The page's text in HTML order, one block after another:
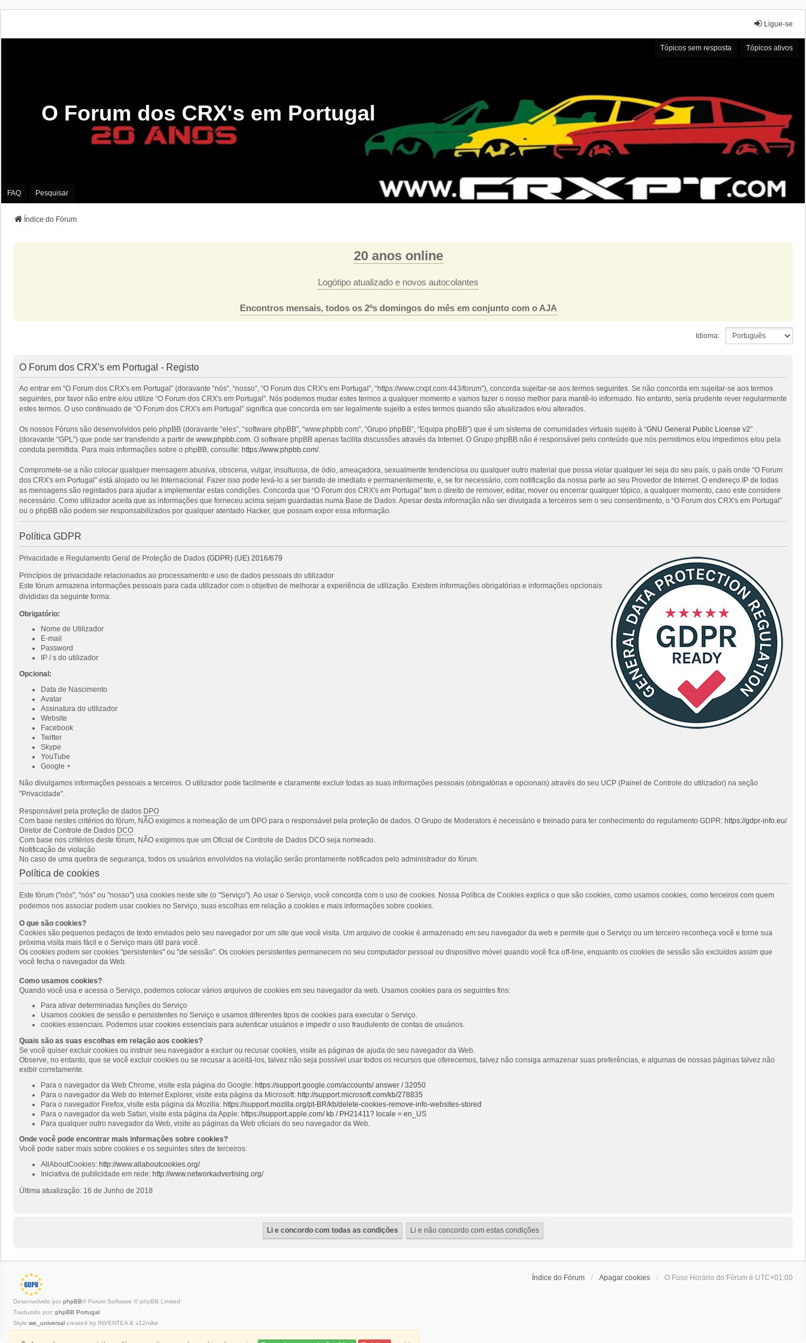
Ligue-se
Tópicos sem resposta Tópicos ativos
O Forum dos CRX's em Portugal
FAQ Pesquisar
Índice do Fórum
20 anos online
Logótipo atualizado e novos autocolantes
Encontros mensais, todos os 2ºs domingos do mês em conjunto com o AJA
Idioma:
O Forum dos CRX's em Portugal - Registo
Ao entrar em “O Forum dos CRX's em Portugal” (doravante “nós”, “nosso”, “O Forum dos CRX's em Portugal”, “https://www.crxpt.com:443/forum”), concorda sujeitar-se aos termos seguintes. Se não concorda em sujeitar-se aos termos
seguintes, por favor não entre e/ou utilize “O Forum dos CRX's em Portugal”. Nós podemos mudar estes termos a qualquer momento e vamos fazer o nosso melhor para mantê-lo informado. No entanto, seria prudente rever regularmente
estes termos. O uso continuado de “O Forum dos CRX's em Portugal” significa que concorda em ser legalmente sujeito a estes termos quando são atualizados e/ou alterados.
Os nossos Fóruns são desenvolvidos pelo phpBB (doravante “eles”, “software phpBB”, “www.phpbb.com”, “Grupo phpBB”, “Equipa phpBB”) que é um sistema de comunidades virtuais sujeito à “GNU General Public License v2”
(doravante “GPL”) que pode ser transferido a partir de www.phpbb.com. O software phpBB apenas facilita discussões através da Internet. O Grupo phpBB não é responsável pelo conteúdo que nós permitimos e/ou impedimos e/ou pela
conduta permitida. Para mais informações sobre o phpBB, consulte: https://www.phpbb.com/.
Compromete-se a não colocar qualquer mensagem abusiva, obscena, vulgar, insultuosa, de ódio, ameaçadora, sexualmente tendenciosa ou qualquer outro material que possa violar qualquer lei seja do seu país, o país onde “O Forum
dos CRX's em Portugal” está alojado ou lei Internacional. Fazer isso pode levá-lo a ser banido de imediato e permanentemente, e, se for necessário, com notificação da nossa parte ao seu Provedor de Internet. O endereço IP de todas
as mensagens são registados para ajudar a implementar estas condições. Concorda que “O Forum dos CRX's em Portugal” tem o direito de remover, editar, mover ou encerrar qualquer tópico, a qualquer momento, caso este considere
necessário. Como utilizador aceita que as informações que forneceu acima sejam guardadas numa Base de Dados. Apesar desta informação não ser divulgada a terceiros sem o seu consentimento, o “O Forum dos CRX's em Portugal”
ou o phpBB não podem ser responsabilizados por qualquer atentado Hacker, que possam expor essa informação.
Política GDPR
Privacidade e Regulamento Geral de Proteção de Dados (GDPR) (UE) 2016/679
Princípios de privacidade relacionados ao processamento e uso de dados pessoais do utilizador
Este fórum armazena informações pessoais para cada utilizador com o objetivo de melhorar a experiência de utilização. Existem informações obrigatórias e informações opcionais
divididas da seguinte forma:
Obrigatório:
Nome de Utilizador
E-mail
Password
IP / s do utilizador
Opcional:
Data de Nascimento
Avatar
Assinatura do utilizador
Website
Facebook
Twitter
Skype
YouTube
Google +
Não divulgamos informações pessoais a terceiros. O utilizador pode facilmente e claramente excluir todas as suas informações pessoais (obrigatórias e opcionais) através do seu UCP (Painel de Controle do utilizador) na seção
"Privacidade".
Responsável pela proteção de dados DPO
Com base nestes critérios do fórum, NÃO exigimos a nomeação de um DPO para o responsável pela proteção de dados. O Grupo de Moderators é necessário e treinado para ter conhecimento do regulamento GDPR: https://gdpr-info.eu/
Diretor de Controle de Dados DCO
Com base nos critérios deste fórum, NÃO exigimos que um Oficial de Controle de Dados DCO seja nomeado.
Notificação de violação
No caso de uma quebra de segurança, todos os usuários envolvidos na violação serão prontamente notificados pelo administrador do fórum.
Política de cookies
Este fórum ("nós", "nós" ou "nosso") usa cookies neste site (o "Serviço"). Ao usar o Serviço, você concorda com o uso de cookies. Nossa Política de Cookies explica o que são cookies, como usamos cookies, como terceiros com quem
podemos nos associar podem usar cookies no Serviço, suas escolhas em relação a cookies e mais informações sobre cookies.
O que são cookies?
Cookies são pequenos pedaços de texto enviados pelo seu navegador por um site que você visita. Um arquivo de cookie é armazenado em seu navegador da web e permite que o Serviço ou um terceiro reconheça você e torne sua
próxima visita mais fácil e o Serviço mais útil para você.
Os cookies podem ser cookies "persistentes" ou "de sessão". Os cookies persistentes permanecem no seu computador pessoal ou dispositivo móvel quando você fica off-line, enquanto os cookies de sessão são excluídos assim que
você fecha o navegador da Web.
Como usamos cookies?
Quando você usa e acessa o Serviço, podemos colocar vários arquivos de cookies em seu navegador da web. Usamos cookies para os seguintes fins:
Para ativar determinadas funções do Serviço
Usamos cookies de sessão e persistentes no Serviço e usamos diferentes tipos de cookies para executar o Serviço.
cookies essenciais. Podemos usar cookies essenciais para autenticar usuários e impedir o uso fraudulento de contas de usuários.
Quais são as suas escolhas em relação aos cookies?
Se você quiser excluir cookies ou instruir seu navegador a excluir ou recusar cookies, visite as páginas de ajuda do seu navegador da Web.
Observe, no entanto, que se você excluir cookies ou se recusar a aceitá-los, talvez não seja possível usar todos os recursos que oferecemos, talvez não consiga armazenar suas preferências, e algumas de nossas páginas talvez não
exibir corretamente.
Para o navegador da Web Chrome, visite esta página do Google: https://support.google.com/accounts/ answer / 32050
Para o navegador da Web do Internet Explorer, visite esta página da Microsoft: http://support.microsoft.com/kb/278835
Para o navegador Firefox, visite esta página da Mozilla: https://support.mozilla.org/pt-BR/kb/delete-cookies-remove-info-websites-stored
Para o navegador da web Safari, visite esta página da Apple: https://support.apple.com/ kb / PH21411? locale = en_US
Para qualquer outro navegador da Web, visite as páginas da Web oficiais do seu navegador da Web.
Onde você pode encontrar mais informações sobre cookies?
Você pode saber mais sobre cookies e os seguintes sites de terceiros:
AllAboutCookies: http://www.allaboutcookies.org/
Iniciativa de publicidade em rede: http://www.networkadvertising.org/
Última atualização: 16 de Junho de 2018
Índice do Fórum Apagar cookies O Fuso Horário do Fórum é UTC+01:00
Desenvolvido por phpBB® Forum Software © phpBB Limited
Traduzido por: phpBB Portugal
Style we_universal created by INVENTEA & v12mike